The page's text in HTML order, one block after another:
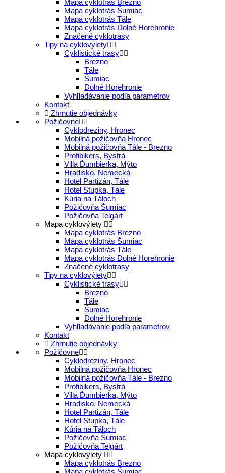
Mapa cyklotrás Šumiac
Mapa cyklotrás Tále
Mapa cyklotrás Dolné Horehronie
Značené cyklotrasy
Tipy na cyklovýlety
Cyklistické trasy
Brezno
Tále
Šumiac
Dolné Horehronie
Vyhľladávanie podľa parametrov
Kontakt
Zhrnutie objednávky
Požičovne
Cyklodreziny, Hronec
Mobilná požičovňa Hronec
Mobilná požičovňa Tále - Brezno
Profibikers, Bystrá
Villa Ďumbierka, Mýto
Hradisko, Nemecká
Hotel Partizán, Tále
Hotel Stupka, Tále
Kúria na Táloch
Požičovňa Šumiac
Požičovňa Telgárt
Mapa cyklovýlety
Mapa cyklotrás Brezno
Mapa cyklotrás Šumiac
Mapa cyklotrás Tále
Mapa cyklotrás Dolné Horehronie
Značené cyklotrasy
Tipy na cyklovýlety
Cyklistické trasy
Brezno
Tále
Šumiac
Dolné Horehronie
Vyhľladávanie podľa parametrov
Kontakt
Zhrnutie objednávky
Požičovne
Cyklodreziny, Hronec
Mobilná požičovňa Hronec
Mobilná požičovňa Tále - Brezno
Profibikers, Bystrá
Villa Ďumbierka, Mýto
Hradisko, Nemecká
Hotel Partizán, Tále
Hotel Stupka, Tále
Kúria na Táloch
Požičovňa Šumiac
Požičovňa Telgárt
Mapa cyklovýlety
Mapa cyklotrás Brezno